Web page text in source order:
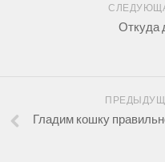
Откуда
Гладим кошку